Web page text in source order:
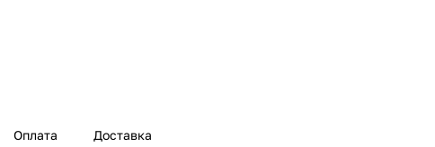
Оплата Доставка